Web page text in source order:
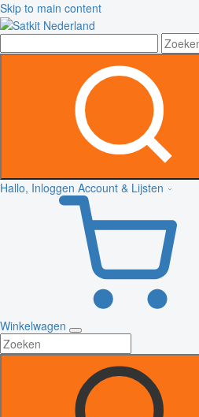
Skip to main content
Hallo, Inloggen Account & Lijsten
Winkelwagen